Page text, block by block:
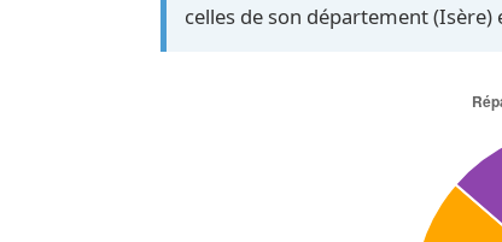
celles de son département (Isère)